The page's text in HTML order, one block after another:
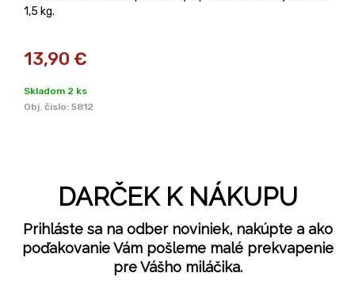
1,5 kg.
13,90 €
Skladom 2 ks
Obj. čislo: 5812
DARČEK K NÁKUPU
Prihláste sa na odber noviniek, nakúpte a ako
poďakovanie Vám pošleme malé prekvapenie
pre Vášho miláčika.